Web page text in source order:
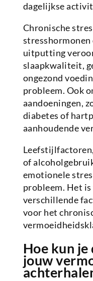
dagelijkse
Chronische
uitputting
slaapkwaliteit,
ongezond
probleem. Ook
aandoeningen,
diabetes of
aanhoudende
of
emotionele
probleem. Het
verschillende
voor het
Hoe kun je
jouw